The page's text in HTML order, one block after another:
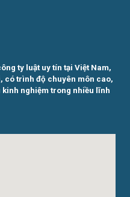
ty luật uy tín tại Việt Nam,
có trình độ chuyên môn cao,
nghiệm trong nhiều lĩnh